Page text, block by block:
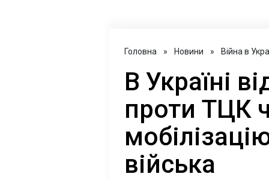
Головна » Новини » Війна в
В Україні
проти ТЦК
війська